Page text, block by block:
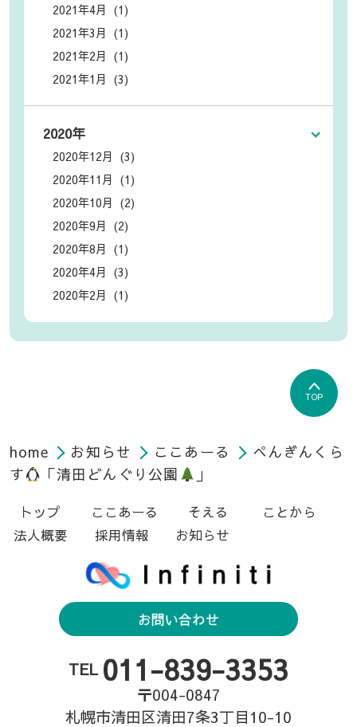
2021年4月 (1)
2021年3月 (1)
2021年2月 (1)
2021年1月 (3)
2020年
2020年12月 (3)
2020年11月 (1)
2020年10月 (2)
2020年9月 (2)
2020年8月 (1)
2020年4月 (3)
2020年2月 (1)
TOP
home お知らせ ここあーる
ぺんぎんくら
す
「清田どんぐり公園 」
トップ ここあーる そえる
ことから
法人概要
採用情報 お知らせ
お問い合わせ
TEL 011-839-3353
〒004-0847
札幌市清田区清田7条3丁目10-10